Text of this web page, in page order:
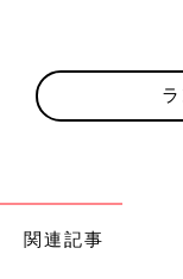
関連記事